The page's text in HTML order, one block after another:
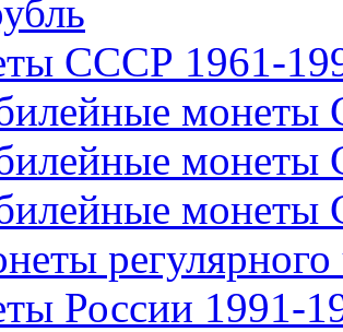
СССР 1961-
монеты
России 1991-